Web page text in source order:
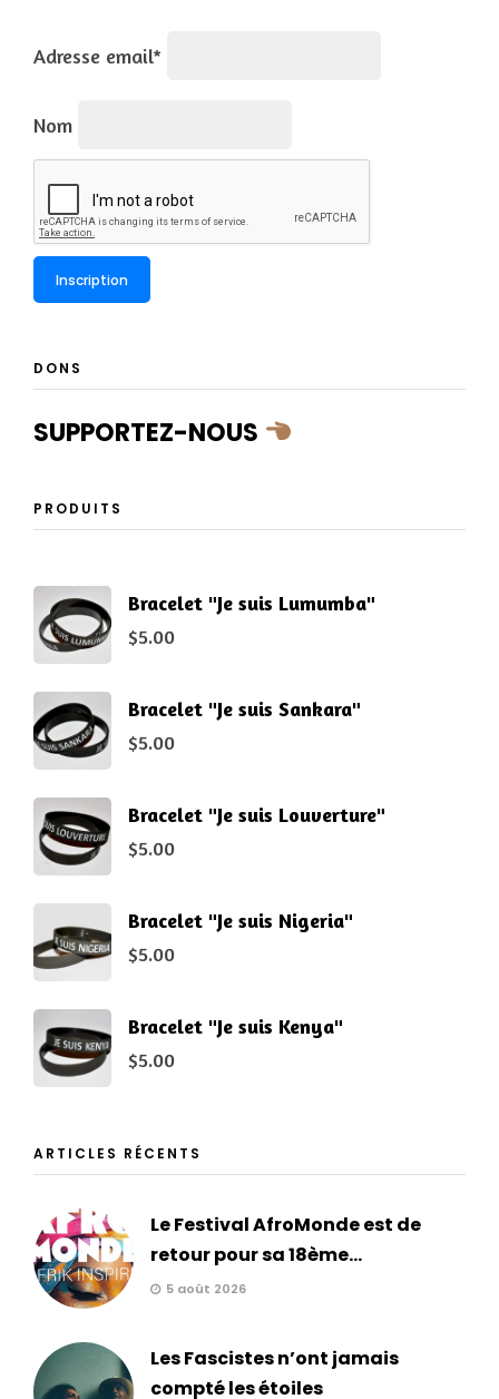
Adresse email*
Nom
DONS
SUPPORTEZ-NOUS
PRODUITS
Bracelet "Je suis Lumumba"
$5.00
Bracelet "Je suis Sankara"
$5.00
Bracelet "Je suis Louverture"
$5.00
Bracelet "Je suis Nigeria"
$5.00
Bracelet "Je suis Kenya"
$5.00
ARTICLES RÉCENTS
Le Festival AfroMonde est de
retour pour sa 18ème...
5 août 2026
Les Fascistes n’ont jamais
compté les étoiles